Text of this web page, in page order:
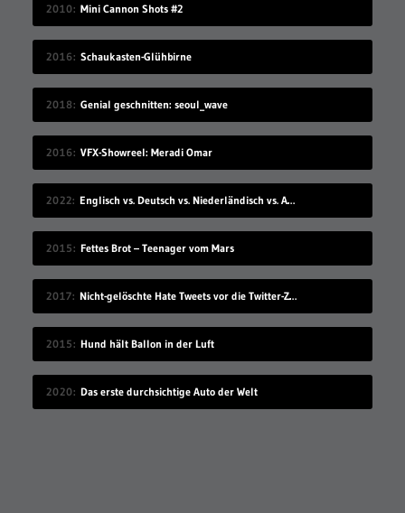
2010 Mini Cannon Shots #2
2016 Schaukasten-Glühbirne
2018 Genial geschnitten: seoul_wave
2016 VFX-Showreel: Meradi Omar
2022 Englisch vs. Deutsch vs. Niederländisch vs. Afrikaans
2015 Fettes Brot – Teenager vom Mars
2017 Nicht-gelöschte Hate Tweets vor die Twitter-Zentrale gesprüht
2015 Hund hält Ballon in der Luft
2020 Das erste durchsichtige Auto der Welt